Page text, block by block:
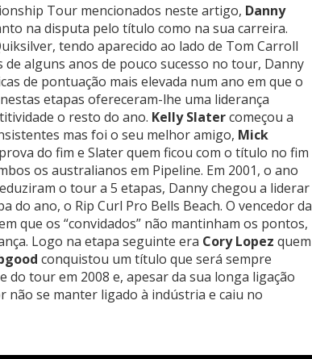
Tour mencionados neste artigo, Danny
na disputa pelo título como na sua carreira.
tendo aparecido ao lado de Tom Carroll
alguns anos de pouco sucesso no tour, Danny
de pontuação mais elevada num ano em que o
etapas ofereceram-lhe uma liderança
o resto do ano. Kelly Slatercomeçou a
mas foi o seu melhor amigo, Mick
do fim e Slater quem ficou com o título no fim
os australianos em Pipeline. Em 2001, o ano
o tour a 5 etapas, Danny chegou a liderar
ano, o Rip Curl Pro Bells Beach. O vencedor da
que os “convidados” não mantinham os pontos,
Logo na etapa seguinte era Cory Lopez quem
conquistou um título que será sempre
tour em 2008 e, apesar da sua longa ligação
não se manter ligado à indústria e caiu no